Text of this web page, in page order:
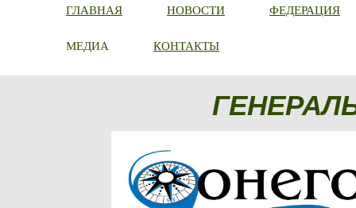
ГЛАВНАЯ НОВОСТИ ФЕДЕРАЦИЯ
МЕДИА КОНТАКТЫ